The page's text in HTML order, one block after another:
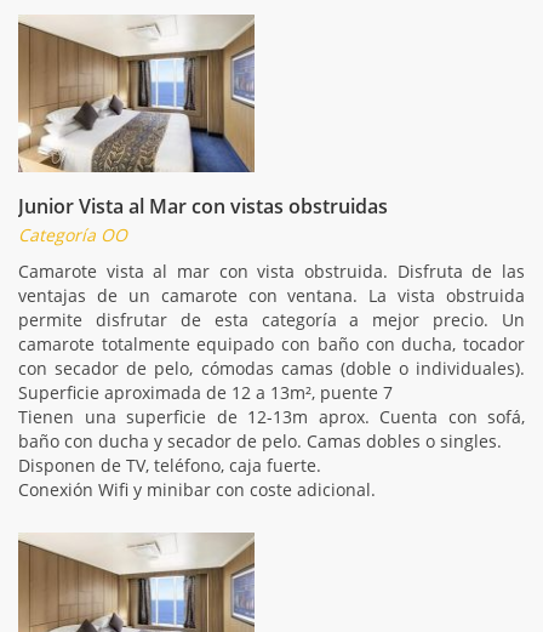
Junior Vista al Mar con vistas obstruidas
Categoría OO
Camarote vista al mar con vista obstruida. Disfruta de las
ventajas de un camarote con ventana. La vista obstruida
permite disfrutar de esta categoría a mejor precio. Un
camarote totalmente equipado con baño con ducha, tocador
con secador de pelo, cómodas camas (doble o individuales).
Superficie aproximada de 12 a 13m², puente 7
Tienen una superficie de 12-13m aprox. Cuenta con sofá,
baño con ducha y secador de pelo. Camas dobles o singles.
Disponen de TV, teléfono, caja fuerte.
Conexión Wifi y minibar con coste adicional.